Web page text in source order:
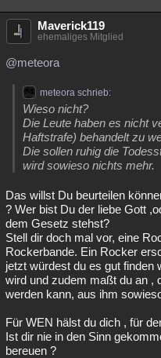
Maverick119
ehemaliges Mitglied
@meteora
meteora schrieb:
Wieso nicht?
Die Leute haben es nicht
Haftstrafe) behandelt zu
Die sollen ruhig die
wird sowieso nichts mehr.
Das willst Du beurteilen
? Wer bist Du der liebe Gott
dem Gesetz stehst?
Stell dir doch mal vor, eine
Rockerbande. Ein Rocker
jetzt würdest du es gut finden
wird und zudem maßt du an ,
werden kann, aus ihm
Für WEN hälst du dich , für
Ist dir nie in den Sinn
bereuen ?